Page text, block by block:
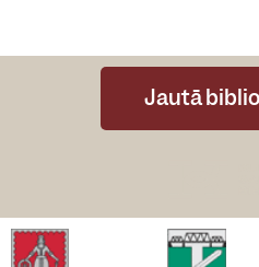
Jautā